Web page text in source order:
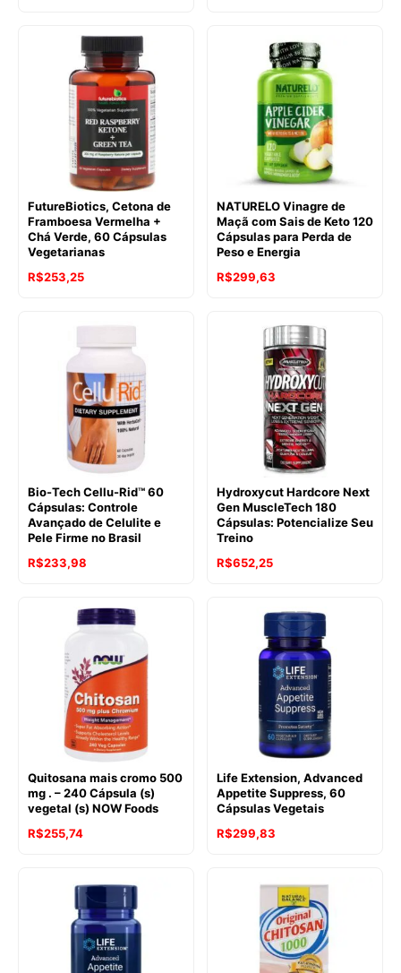
FutureBiotics, Cetona de
Framboesa Vermelha +
Chá Verde, 60 Cápsulas
Vegetarianas
R$253,25
NATURELO Vinagre de
Maçã com Sais de Keto 120
Cápsulas para Perda de
Peso e Energia
R$299,63
Bio-Tech Cellu-Rid™ 60
Cápsulas: Controle
Avançado de Celulite e
Pele Firme no Brasil
R$233,98
Hydroxycut Hardcore Next
Gen MuscleTech 180
Cápsulas: Potencialize Seu
Treino
R$652,25
Quitosana mais cromo 500
mg . – 240 Cápsula (s)
vegetal (s) NOW Foods
O
R$386,51.
R$255,74O
é:
R$255,74.
Life Extension, Advanced
Appetite Suppress, 60
Cápsulas Vegetais
R$299,83